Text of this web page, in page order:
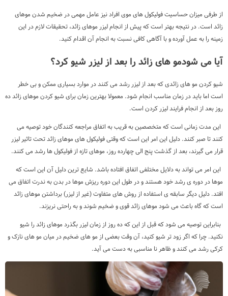
از طرفی میزان حساسیت فولیکول های موی افراد نیز عامل مهمی در ضخیم شدن موهای
زائد است. در نتیجه بهتر است که پیش از انجام لیزر موهای زائد، تحقیقات لازم در این
زمینه را به عمل آورده و با آگاهی کافی نسبت به انجام آن اقدام کنید.
آیا می شودمو های زائد را بعد از لیزر شیو کرد؟
شیو کردن مو های زائدی که بعد از لیزر رشد می کنند در موارد بسیاری ممکن و بی خطر
است اما باید در زمان مناسب انجام شود. معمولا بهترین زمان برای شیو کردن موهای زائد ده
روز بعد از انجام فرایند لیزر کردن است.
این مدت زمانی است که متخصصین به قریب به اتفاق مراجعه کنندگان خود توصیه می
کنند تا صبر کنند. دلیل این امر این است که وقتی فولیکول های موهای زائد تحت تاثیر لیزر
قرار می گیرند، بعد از گذشت پنج الی چهارده روز، موهای تازه از فولیکول ها رشد می کنند.
این امر می تواند به دلایل مختلفی اتفاق افتاده باشد. شایع ترین دلیل آن این است که
موها در دوره ی رشد خود هستند و در طول این دوره ریزش موها در بدن به ندرت اتفاق می
افتد. دلیل دیگر سابقه ی استفاده از روش های متفاوت (غیر از لیزر) برداشتن موهای زائد
است که گاه باعث می شود موهای زائد قوی و ضخیم شوند و به راحتی نریزند.
بنابراین توصیه می شود که قبل از این که ده روز از زمان لیزر بگذرد موهای زائد را شیو
نکنید. چرا که اگر زود تر شیو کنید، آن وقت بعضی از مو های ضخیم در میان مو های نازک و
کرکی رشد می کنند و ظاهر نا مناسبی به دست می آید.